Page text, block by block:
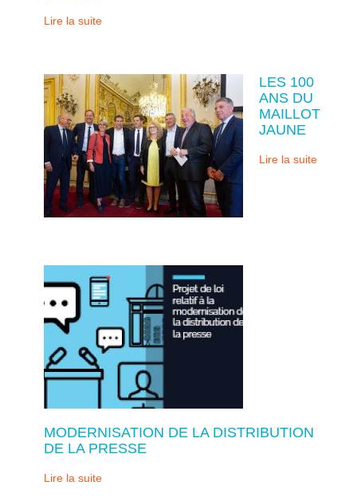
Lire la suite
LES 100
ANS DU
MAILLOT
JAUNE
Lire la suite
MODERNISATION DE LA DISTRIBUTION
DE LA PRESSE
Lire la suite